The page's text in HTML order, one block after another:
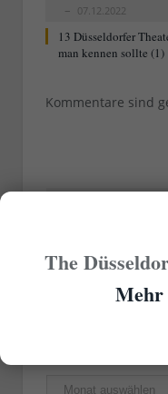
07.12.2022
13 Düsseldorfer
man kennen sollte (1)
Kommentare sind
Rubriken
Ältere
The
Mehr